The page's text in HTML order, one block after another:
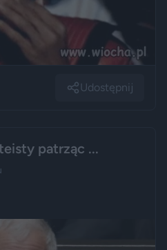
Udostępnij
patrząc ...